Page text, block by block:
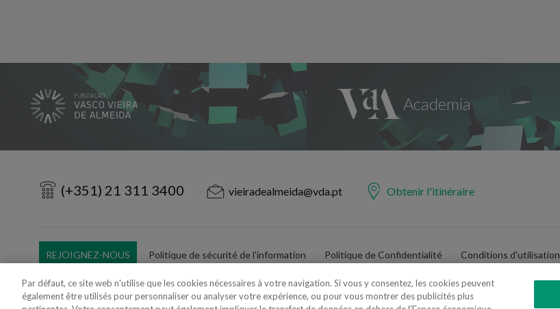
(+351) 21 311 3400 vieiradealmeida@vda.pt Obtenir l'itinéraire
REJOIGNEZ-NOUS Politique de sécurité de l'information Politique de Confidentialité Conditions d'utilisation
Utilisation Frauduleuse du Nom/Brand
Par défaut, ce site web n'utilise que les cookies nécessaires à votre navigation. Si vous y consentez, les cookies peuvent
également être utilisés pour personnaliser ou analyser votre expérience, ou pour vous montrer des publicités plus